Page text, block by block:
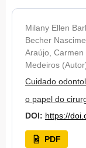
Milany Ellen
Becher
Araújo,
Medeiros
Cuidado
o papel do
DOI: https://
PDF